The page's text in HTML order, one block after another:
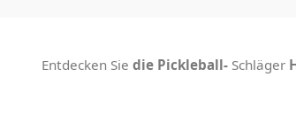
Entdecken Sie die Pickleball- Schläger